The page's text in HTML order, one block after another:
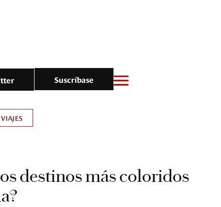
Suscríbase
VIAJES
destinos más coloridos